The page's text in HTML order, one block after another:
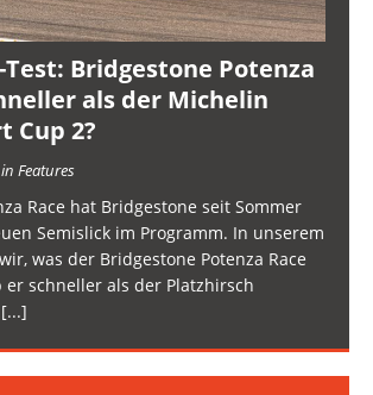
Bridgestone Potenza
als der Michelin
Cup 2?
Features
Race hat Bridgestone seit Sommer
Semislick im Programm. In unserem
was der Bridgestone Potenza Race
er schneller als der Platzhirsch
[...]